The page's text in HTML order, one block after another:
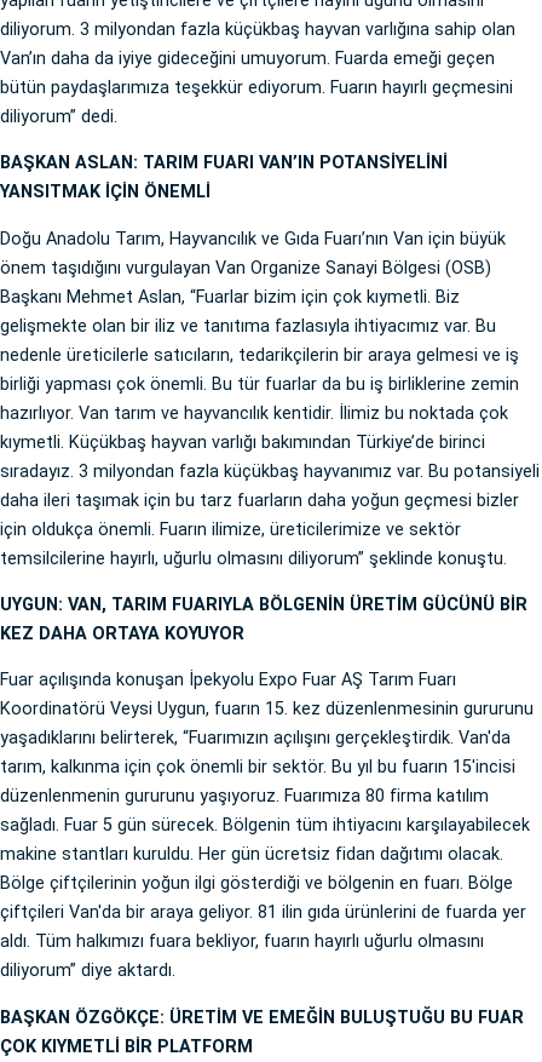
diliyorum. 3 milyondan fazla küçükbaş hayvan varlığına sahip olan
Van’ın daha da iyiye gideceğini umuyorum. Fuarda emeği geçen
bütün paydaşlarımıza teşekkür ediyorum. Fuarın hayırlı geçmesini
diliyorum” dedi.
BAŞKAN ASLAN: TARIM FUARI VAN’IN POTANSİYELİNİ
YANSITMAK İÇİN ÖNEMLİ
Doğu Anadolu Tarım, Hayvancılık ve Gıda Fuarı’nın Van için büyük
önem taşıdığını vurgulayan Van Organize Sanayi Bölgesi (OSB)
Başkanı Mehmet Aslan, “Fuarlar bizim için çok kıymetli. Biz
gelişmekte olan bir iliz ve tanıtıma fazlasıyla ihtiyacımız var. Bu
nedenle üreticilerle satıcıların, tedarikçilerin bir araya gelmesi ve iş
birliği yapması çok önemli. Bu tür fuarlar da bu iş birliklerine zemin
hazırlıyor. Van tarım ve hayvancılık kentidir. İlimiz bu noktada çok
kıymetli. Küçükbaş hayvan varlığı bakımından Türkiye’de birinci
sıradayız. 3 milyondan fazla küçükbaş hayvanımız var. Bu potansiyeli
daha ileri taşımak için bu tarz fuarların daha yoğun geçmesi bizler
için oldukça önemli. Fuarın ilimize, üreticilerimize ve sektör
temsilcilerine hayırlı, uğurlu olmasını diliyorum” şeklinde konuştu.
UYGUN: VAN, TARIM FUARIYLA BÖLGENİN ÜRETİM GÜCÜNÜ BİR
KEZ DAHA ORTAYA KOYUYOR
Fuar açılışında konuşan İpekyolu Expo Fuar AŞ Tarım Fuarı
Koordinatörü Veysi Uygun, fuarın 15. kez düzenlenmesinin gururunu
yaşadıklarını belirterek, “Fuarımızın açılışını gerçekleştirdik. Van'da
tarım, kalkınma için çok önemli bir sektör. Bu yıl bu fuarın 15'incisi
düzenlenmenin gururunu yaşıyoruz. Fuarımıza 80 firma katılım
sağladı. Fuar 5 gün sürecek. Bölgenin tüm ihtiyacını karşılayabilecek
makine stantları kuruldu. Her gün ücretsiz fidan dağıtımı olacak.
Bölge çiftçilerinin yoğun ilgi gösterdiği ve bölgenin en fuarı. Bölge
çiftçileri Van'da bir araya geliyor. 81 ilin gıda ürünlerini de fuarda yer
aldı. Tüm halkımızı fuara bekliyor, fuarın hayırlı uğurlu olmasını
diliyorum” diye aktardı.
BAŞKAN ÖZGÖKÇE: ÜRETİM VE EMEĞİN BULUŞTUĞU BU FUAR
ÇOK KIYMETLİ BİR PLATFORM